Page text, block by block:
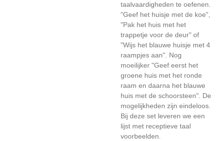
taalvaardigheden te oefenen.
"Geef het huisje met de koe",
"Pak het huis met het
trappetje voor de deur" of
"Wijs het blauwe huisje met 4
raampjes aan". Nog
moeilijker "Geef eerst het
groene huis met het ronde
raam en daarna het blauwe
huis met de schoorsteen". De
mogelijkheden zijn eindeloos.
Bij deze set leveren we een
lijst met receptieve taal
voorbeelden.